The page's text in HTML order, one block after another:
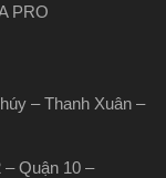
PRO
– Thanh Xuân –
Quận 10 –